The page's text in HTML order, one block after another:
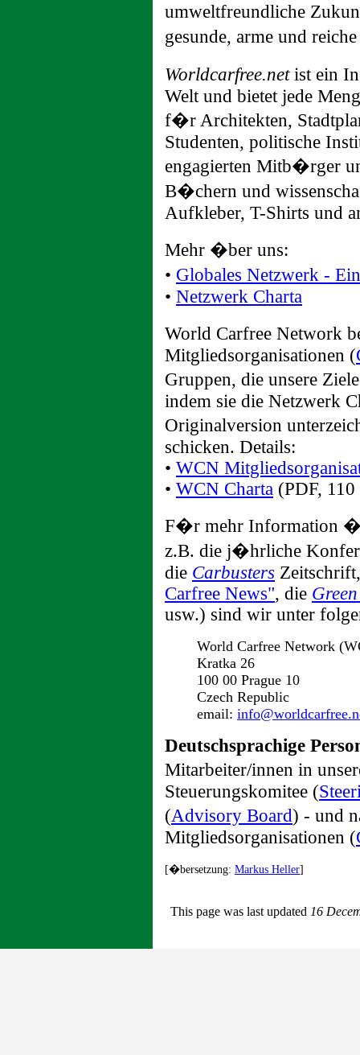
umweltfreundliche
gesunde, arme und
Worldcarfree.netist ein
Welt und bietet jede
f�r Architekten,
Studenten, politische
engagierten Mitb�rger
B�chern und
Aufkleber, T-Shirts und
Mehr �ber uns:
• Globales Netzwerk -
• Netzwerk Charta
World Carfree Network
Mitgliedsorganisationen (
Gruppen, die unsere
indem sie die Netzwerk
Originalversion
schicken. Details:
• WCN
• WCN Charta (PDF,
F�r mehr Information
z.B. die j�hrliche
die Carbusters
Carfree News", die
usw.) sind wir unter
World Carfree Network
Kratka 26
100 00 Prague 10
Czech Republic
email:
Deutschsprachige
Mitarbeiter/innen in
Steuerungskomitee (
(Advisory Board) - und
Mitgliedsorganisationen (
[�bersetzung: Markus Heller]
This page was last updated 16